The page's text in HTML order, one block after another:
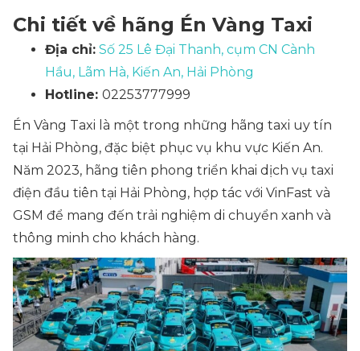
Chi tiết về hãng Én Vàng Taxi
Địa chỉ: Số 25 Lê Đại Thanh, cụm CN Cành
Hầu, Lãm Hà, Kiến An, Hải Phòng
Hotline: 02253777999
Én Vàng Taxi là một trong những hãng taxi uy tín
tại Hải Phòng, đặc biệt phục vụ khu vực Kiến An.
Năm 2023, hãng tiên phong triển khai dịch vụ taxi
điện đầu tiên tại Hải Phòng, hợp tác với VinFast và
GSM để mang đến trải nghiệm di chuyển xanh và
thông minh cho khách hàng.